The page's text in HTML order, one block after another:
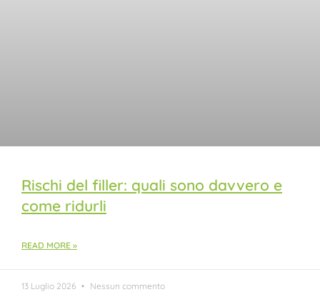
Rischi del filler: quali sono davvero e
come ridurli
READ MORE »
13 Luglio 2026 Nessun commento